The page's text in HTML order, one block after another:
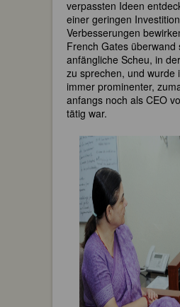
verpassten Ideen
einer geringen
Verbesserungen
French Gates überwand
anfängliche Scheu, in
zu sprechen, und wurde
immer prominenter,
anfangs noch als CEO
tätig war.